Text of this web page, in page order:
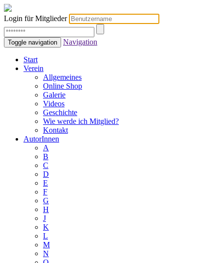
Login für Mitglieder
Toggle navigation Navigation
Start
Verein
Allgemeines
Online Shop
Galerie
Videos
Geschichte
Wie werde ich Mitglied?
Kontakt
AutorInnen
A
B
C
D
E
F
G
H
J
K
L
M
N